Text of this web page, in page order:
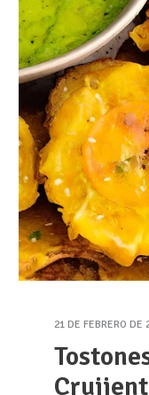
21 DE FEBRERO DE